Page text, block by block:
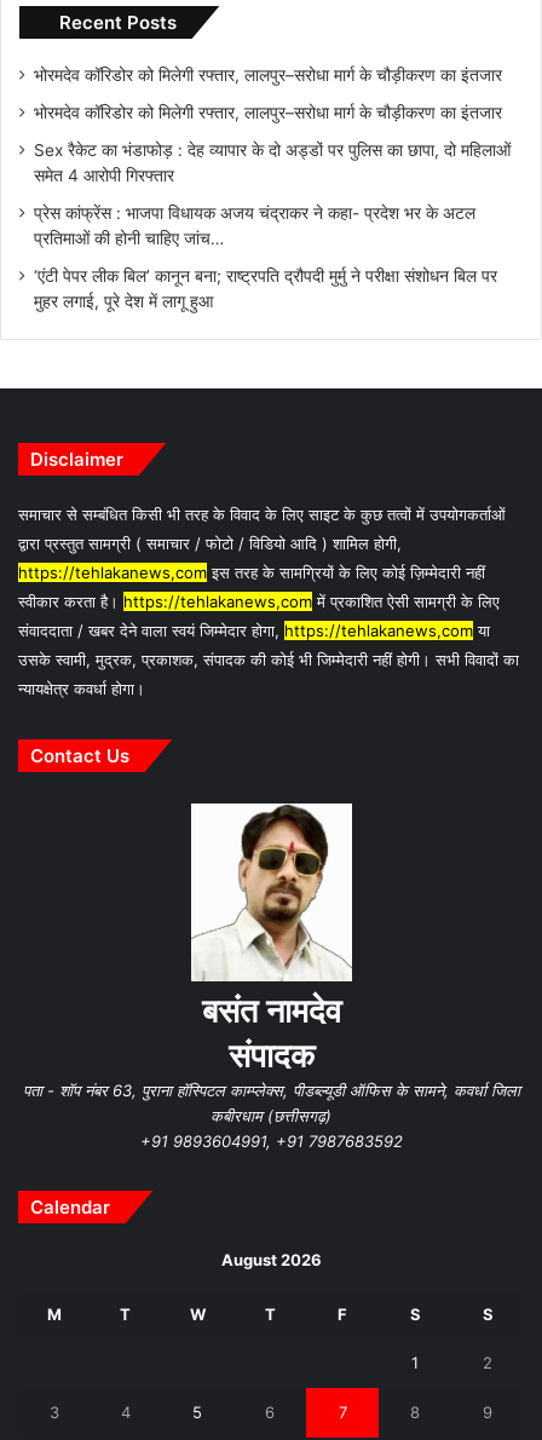
Recent Posts
भोरमदेव कॉरिडोर को मिलेगी रफ्तार, लालपुर–सरोधा मार्ग के चौड़ीकरण का इंतजार
भोरमदेव कॉरिडोर को मिलेगी रफ्तार, लालपुर–सरोधा मार्ग के चौड़ीकरण का इंतजार
Sex रैकेट का भंडाफोड़ : देह व्यापार के दो अड्डों पर पुलिस का छापा, दो महिलाओं
समेत 4 आरोपी गिरफ्तार
प्रेस कांफ्रेंस : भाजपा विधायक अजय चंद्राकर ने कहा- प्रदेश भर के अटल
प्रतिमाओं की होनी चाहिए जांच…
‘एंटी पेपर लीक बिल’ कानून बना; राष्ट्रपति द्रौपदी मुर्मु ने परीक्षा संशोधन बिल पर
मुहर लगाई, पूरे देश में लागू हुआ
Disclaimer
समाचार से सम्बंधित किसी भी तरह के विवाद के लिए साइट के कुछ तत्वों में उपयोगकर्ताओं
द्वारा प्रस्तुत सामग्री ( समाचार / फोटो / विडियो आदि ) शामिल होगी,
https://tehlakanews,comइस तरह के सामग्रियों के लिए कोई ज़िम्मेदारी नहीं
स्वीकार करता है। https://tehlakanews,comमें प्रकाशित ऐसी सामग्री के लिए
संवाददाता / खबर देने वाला स्वयं जिम्मेदार होगा, https://tehlakanews,comया
उसके स्वामी, मुद्रक, प्रकाशक, संपादक की कोई भी जिम्मेदारी नहीं होगी। सभी विवादों का
न्यायक्षेत्र कवर्धा होगा।
Contact Us
बसंत नामदेव
संपादक
पता - शॉप नंबर 63, पुराना हॉस्पिटल काम्प्लेक्स, पीडब्ल्यूडी ऑफिस के सामने, कवर्धा जिला
कबीरधाम (छत्तीसगढ़)
+91 9893604991, +91 7987683592
Calendar
August 2026
M T W T F S S
1 2
3 4 5 6 7 8 9